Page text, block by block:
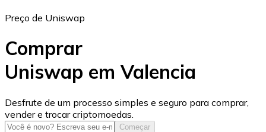
USD Coin
USDC
Preço de Uniswap
Comprar
Uniswap em Valencia
Desfrute de um processo simples e seguro para comprar,
vender e trocar criptomoedas.
Começar